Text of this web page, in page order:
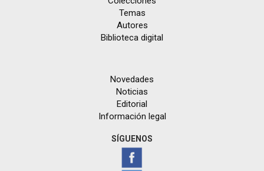
Temas
Autores
Biblioteca digital
Novedades
Noticias
Editorial
Información legal
SÍGUENOS